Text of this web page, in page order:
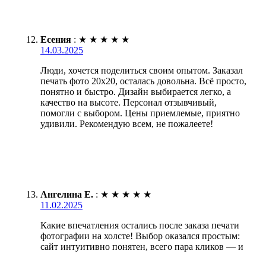
Есения : ★ ★ ★ ★ ★
14.03.2025
Люди, хочется поделиться своим опытом. Заказал
печать фото 20х20, осталась довольна. Всё просто,
понятно и быстро. Дизайн выбирается легко, а
качество на высоте. Персонал отзывчивый,
помогли с выбором. Цены приемлемые, приятно
удивили. Рекомендую всем, не пожалеете!
Ангелина Е. : ★ ★ ★ ★ ★
11.02.2025
Какие впечатления остались после заказа печати
фотографии на холсте! Выбор оказался простым:
сайт интуитивно понятен, всего пара кликов — и